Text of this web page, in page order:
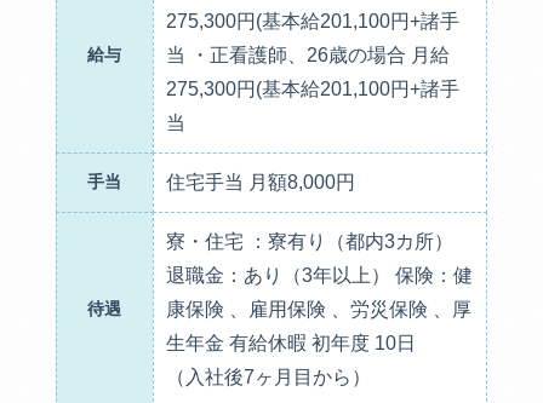
給与
275,300円(基本給201,100円+諸手
当 ・正看護師、26歳の場合 月給
275,300円(基本給201,100円+諸手
当
手当 住宅手当 月額8,000円
待遇
寮・住宅 ：寮有り（都内3カ所）
退職金：あり（3年以上） 保険：健
康保険 、雇用保険 、労災保険 、厚
生年金 有給休暇 初年度 10日
（入社後7ヶ月目から）